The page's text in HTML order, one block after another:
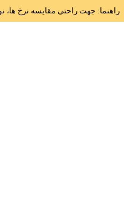
راهنما: جهت راحتی مقایسه نرخ ها،